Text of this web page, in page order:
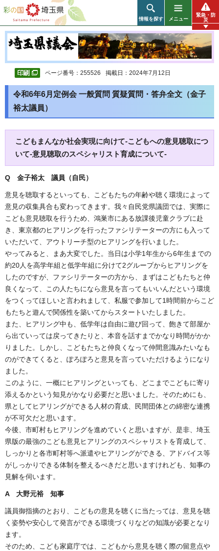
彩の国 埼玉県
情報を探す メニュー
緊急・防
災
ページ番号：255526 掲載日：2024年7月12日
令和6年6月定例会 一般質問 質疑質問・答弁全文（金子
裕太議員）
こどもまんなか社会実現に向けて-こどもへの意見聴取につ
いて-意見聴取のスペシャリスト育成について-
Q 金子裕太 議員（自民）
意見を聴取するといっても、こどもたちの年齢や聴く環境によって
意見の収集具合も変わってきます。我々自民党県議団では、実際に
こども意見聴取を行うため、鴻巣市にある放課後児童クラブに赴
き、東京都のヒアリングを行ったファシリテーターの方にも入って
いただいて、アウトリーチ型のヒアリングを行いました。
やってみると、まあ大変でした。当日は小学1年生から6年生までの
約20人を高学年組と低学年組に分けて2グループからヒアリングを
したのですが、ファシリテーターの方から、まずはこどもたちと仲
良くなって、この人たちになら意見を言ってもいいんだという環境
をつくってほしいと言われまして、私服で参加して1時間前からこど
もたちと遊んで関係性を築いてからスタートいたしました。
また、ヒアリング中も、低学年は自由に遊び回って、飽きて部屋か
ら出ていっては戻ってきたりと、本音を話すまでかなり時間がかか
りました。しかし、こどもたちと仲良くなって仲間意識みたいなも
のができてくると、ぽろぽろと意見を言っていただけるようになり
ました。
このように、一概にヒアリングといっても、どこまでこどもに寄り
添えるかという知見がかなり必要だと思いました。そのためにも、
県としてヒアリングができる人材の育成、民間団体との綿密な連携
が不可欠だと思います。
今後、市町村もヒアリングを進めていくと思いますが、是非、埼玉
県版の最強のこども意見ヒアリングのスペシャリストを育成して、
しっかりと各市町村等へ派遣やヒアリングができる、アドバイス等
がしっかりできる体制を整えるべきだと思いますけれども、知事の
見解を伺います。
A 大野元裕 知事
議員御指摘のとおり、こどもの意見を聴くに当たっては、意見を聴
く姿勢や安心して発言ができる環境づくりなどの知識が必要となり
ます。
そのため、こども家庭庁では、こどもから意見を聴く際の留意点や